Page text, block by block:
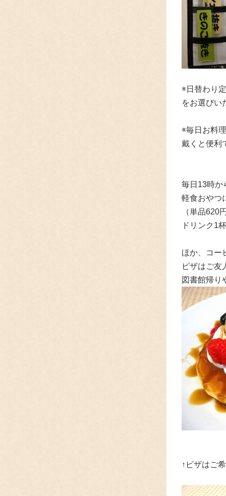
※日替わり
をお選びい
※毎日お料
戴くと便利
毎日13時か
軽食おやつ
（単品620
ドリンク1
ほか、コー
ピザはご友
図書館帰り
↑ピザはご